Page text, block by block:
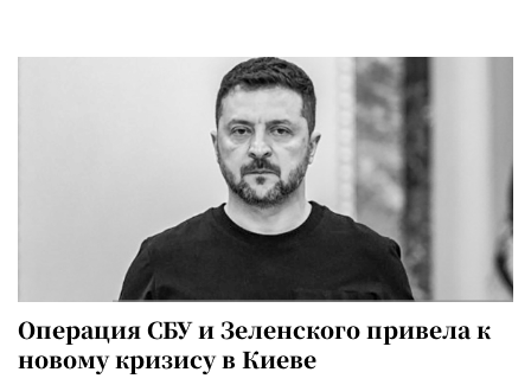
Операция СБУ и Зеленского привела к
новому кризису в Киеве